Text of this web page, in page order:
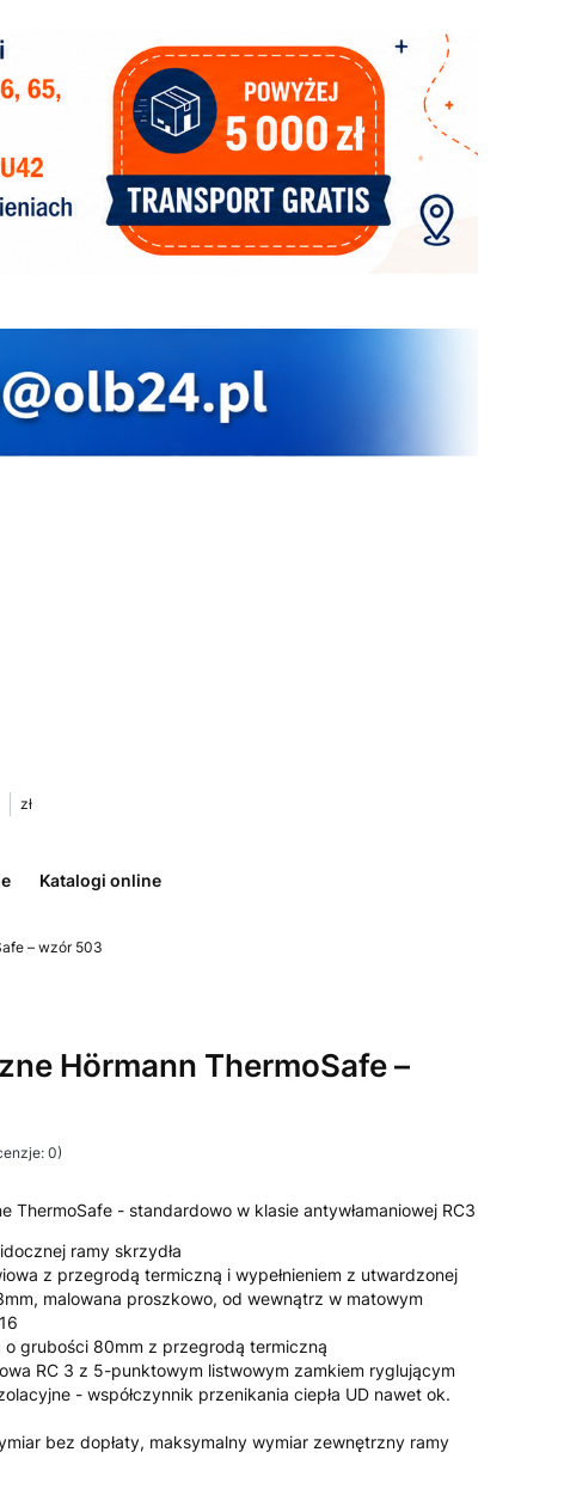
0. Zobacz szczegóły
zł
Katalogi online
– wzór 503
Hörmann ThermoSafe –
0)
ThermoSafe - standardowo w klasie antywłamaniowej RC3
ramy skrzydła
z przegrodą termiczną i wypełnieniem z utwardzonej
malowana proszkowo, od wewnątrz w matowym
o grubości 80mm z przegrodą termiczną
RC 3 z 5-punktowym listwowym zamkiem ryglującym
- współczynnik przenikania ciepła UD nawet ok.
bez dopłaty, maksymalny wymiar zewnętrzny ramy